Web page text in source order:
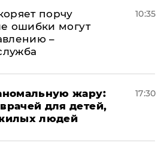
порчу
ошибки могут
–
10:35
жару:
для детей,
людей
17:30